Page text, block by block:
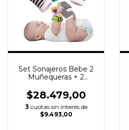
Set Sonajeros Bebe 2
Muñequeras + 2
Sensorial
$28.479,00
3 cuotas sin interés de
$9.493,00